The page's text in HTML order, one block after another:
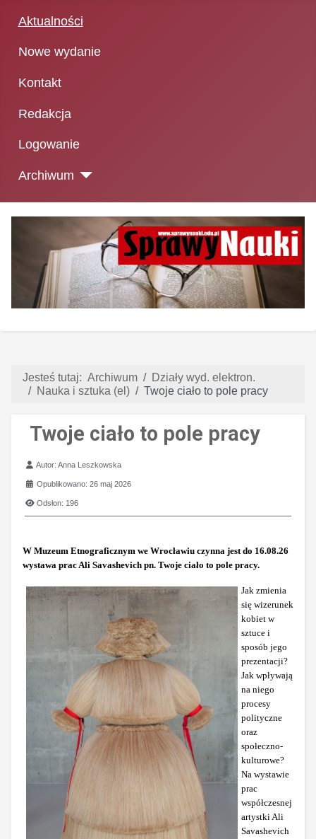
Aktualności
Nowe wydanie
Kontakt
Redakcja
Logowanie
Archiwum
Jesteś tutaj: Archiwum
Działy wyd. elektron.
Nauka i sztuka (el)
Twoje ciało to pole pracy
Twoje ciało to pole pracy
Szczegóły
Autor:Anna Leszkowska
Opublikowano: 26 maj 2026
Odsłon: 196
W Muzeum Etnograficznym we Wrocławiu czynna jest do 16.08.26
wystawa prac Ali Savashevich pn. Twoje ciało to pole pracy.
Jak zmienia
się wizerunek
kobiet w
sztuce i
sposób jego
prezentacji?
Jak wpływają
na niego
procesy
polityczne
oraz
społeczno-
kulturowe?
Na wystawie
prac
współczesnej
artystki Ali
Savashevich